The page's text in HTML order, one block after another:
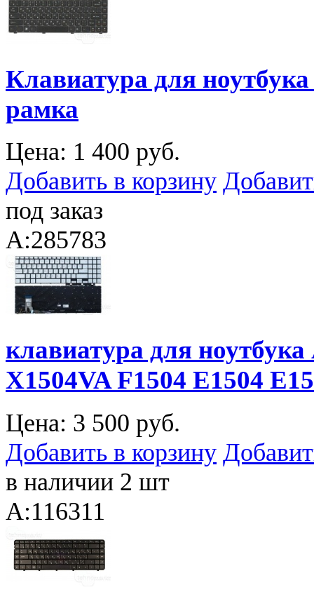
Клавиатура для
рамка
Цена: 1 400 руб.
Добавить в корзину
под заказ
A:285783
клавиатура для
X1504VA F1504 E1504
Цена: 3 500 руб.
Добавить в корзину
в наличии 2 шт
A:116311